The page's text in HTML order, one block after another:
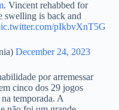
. Vincent rehabbed for
swelling is back and
pIkbvXnT5G
December 24, 2023
por arremessar
cinco dos 29 jogos
temporada. A